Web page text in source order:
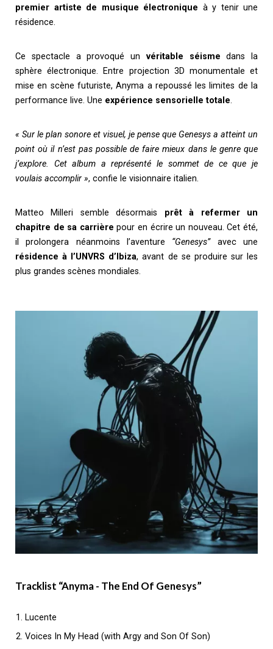
premier artiste de musique électronique à y tenir une
résidence.
Ce spectacle a provoqué un véritable séisme dans la
sphère électronique. Entre projection 3D monumentale et
mise en scène futuriste, Anyma a repoussé les limites de la
performance live. Une expérience sensorielle totale.
« Sur le plan sonore et visuel, je pense que Genesys a atteint un
point où il n’est pas possible de faire mieux dans le genre que
j’explore. Cet album a représenté le sommet de ce que je
voulais accomplir », confie le visionnaire italien.
Matteo Milleri semble désormais prêt à refermer un
chapitre de sa carrière pour en écrire un nouveau. Cet été,
il prolongera néanmoins l’aventure “Genesys”avec une
résidence à l’UNVRS d’Ibiza, avant de se produire sur les
plus grandes scènes mondiales.
Tracklist “Anyma - The End Of Genesys”
Lucente
Voices In My Head (with Argy and Son Of Son)